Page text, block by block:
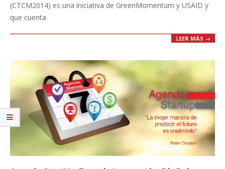
(CTCM2014) es una iniciativa de GreenMomentum y USAID y
que cuenta
LEER MÁS →